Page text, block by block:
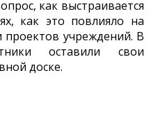
как выстраивается
как это повлияло на
учреждений. В
оставили свои
доске.